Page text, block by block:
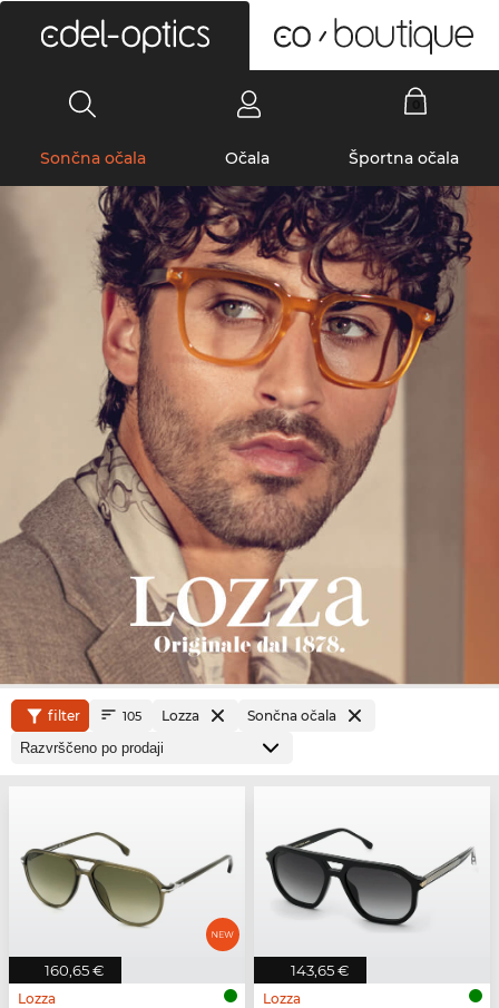
Sončna očala Očala Športna očala
filter 105 Lozza Sončna očala
160,65 €
Lozza
143,65 €
Lozza